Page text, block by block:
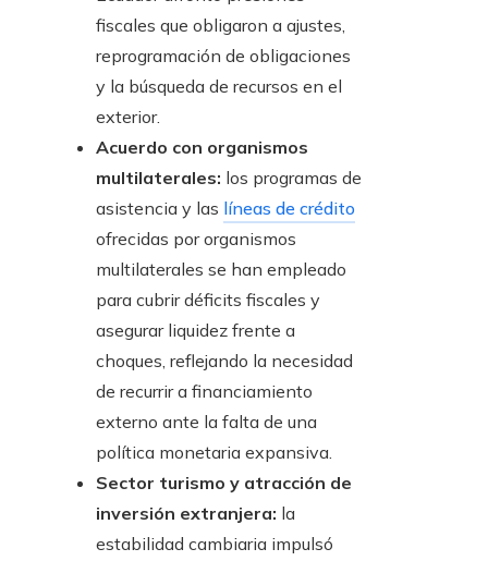
fiscales que obligaron a ajustes,
reprogramación de obligaciones
y la búsqueda de recursos en el
exterior.
Acuerdo con organismos
multilaterales: los programas de
asistencia y las líneas de crédito
ofrecidas por organismos
multilaterales se han empleado
para cubrir déficits fiscales y
asegurar liquidez frente a
choques, reflejando la necesidad
de recurrir a financiamiento
externo ante la falta de una
política monetaria expansiva.
Sector turismo y atracción de
inversión extranjera: la
estabilidad cambiaria impulsó